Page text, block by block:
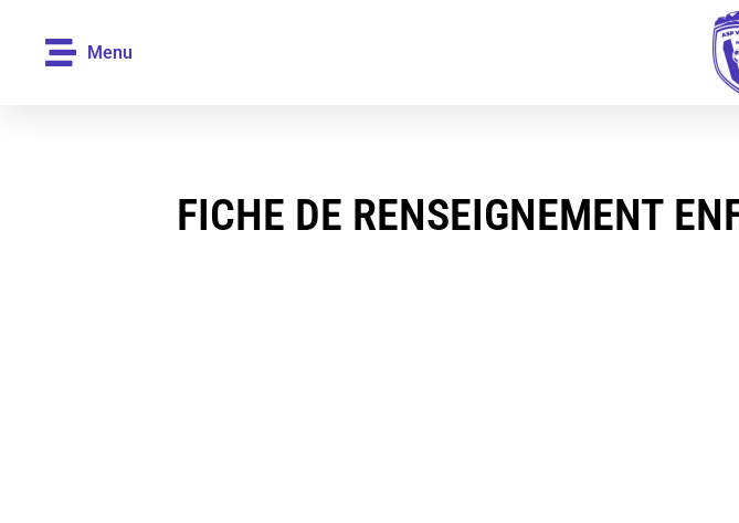
Menu
FICHE DE RENSEIGNEMENT